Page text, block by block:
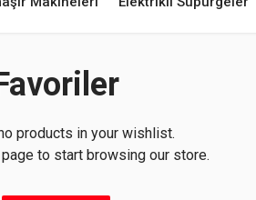
products in your wishlist.
to start browsing our store.